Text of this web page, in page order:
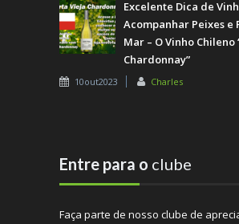
Excelente Dica de
Acompanhar Peixes e
Mar – O Vinho Chileno
Chardonnay”
10out2023 Charles
Entre para o clube
Faça parte de nosso clube de